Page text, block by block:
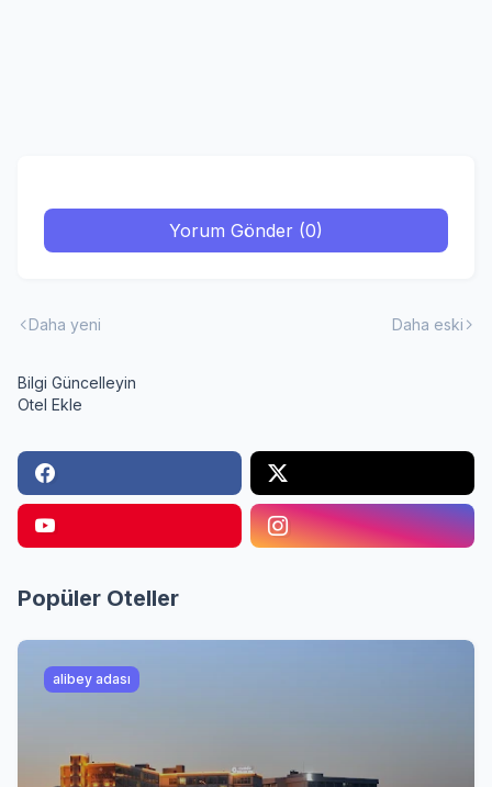
Yorum Gönder (0)
Daha yeni Daha eski
Bilgi Güncelleyin
Otel Ekle
Popüler Oteller
alibey adası